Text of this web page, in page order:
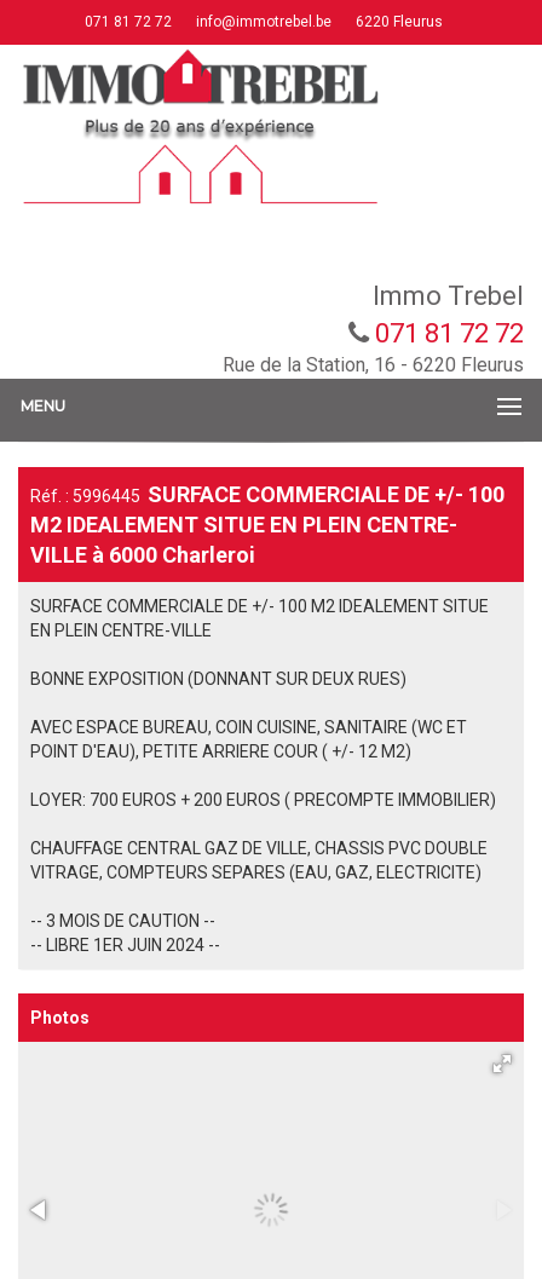
071 81 72 72 info@immotrebel.be 6220 Fleurus
Immo Trebel
071 81 72 72
Rue de la Station, 16 - 6220 Fleurus
MENU
Réf. : 5996445 SURFACE COMMERCIALE DE +/- 100
M2 IDEALEMENT SITUE EN PLEIN CENTRE-
VILLE à 6000 Charleroi
SURFACE COMMERCIALE DE +/- 100 M2 IDEALEMENT SITUE
EN PLEIN CENTRE-VILLE
BONNE EXPOSITION (DONNANT SUR DEUX RUES)
AVEC ESPACE BUREAU, COIN CUISINE, SANITAIRE (WC ET
POINT D'EAU), PETITE ARRIERE COUR ( +/- 12 M2)
LOYER: 700 EUROS + 200 EUROS ( PRECOMPTE IMMOBILIER)
CHAUFFAGE CENTRAL GAZ DE VILLE, CHASSIS PVC DOUBLE
VITRAGE, COMPTEURS SEPARES (EAU, GAZ, ELECTRICITE)
-- 3 MOIS DE CAUTION --
-- LIBRE 1ER JUIN 2024 --
Photos